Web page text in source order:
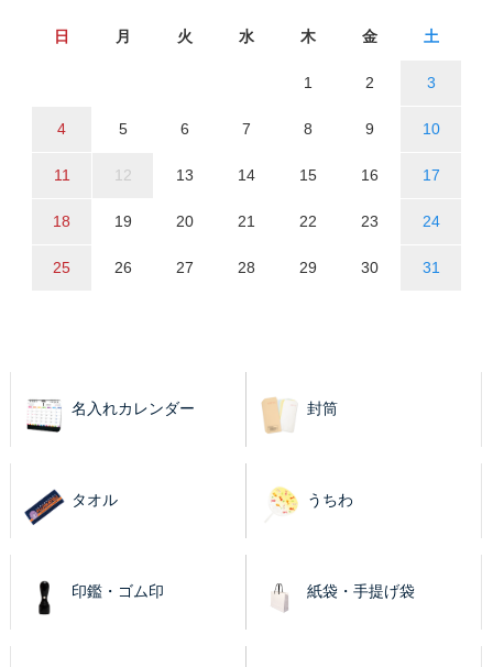
日 月 火 水 木 金 土
1 2 3
4 5 6 7 8 9 10
11 12 13 14 15 16 17
18 19 20 21 22 23 24
25 26 27 28 29 30 31
名入れカレンダー 封筒
タオル うちわ
印鑑・ゴム印 紙袋・手提げ袋